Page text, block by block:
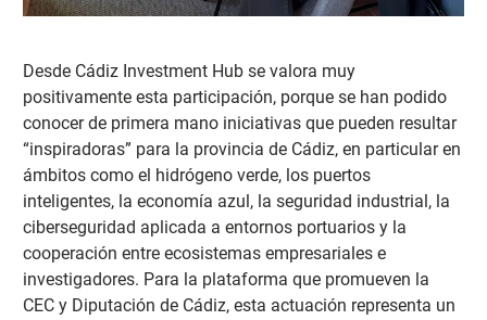
Desde Cádiz Investment Hub se valora muy
positivamente esta participación, porque se han podido
conocer de primera mano iniciativas que pueden resultar
“inspiradoras” para la provincia de Cádiz, en particular en
ámbitos como el hidrógeno verde, los puertos
inteligentes, la economía azul, la seguridad industrial, la
ciberseguridad aplicada a entornos portuarios y la
cooperación entre ecosistemas empresariales e
investigadores. Para la plataforma que promueven la
CEC y Diputación de Cádiz, esta actuación representa un